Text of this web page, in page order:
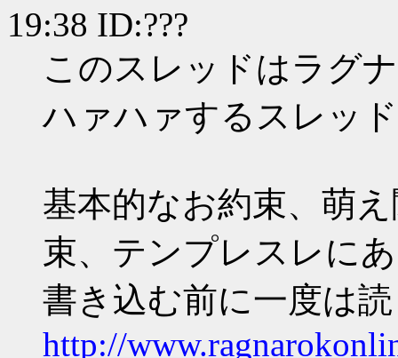
19:38 ID:???
このスレッドはラグ
ハァハァするスレッ
基本的なお約束、萌
束、テンプレスレに
書き込む前に一度は
http://